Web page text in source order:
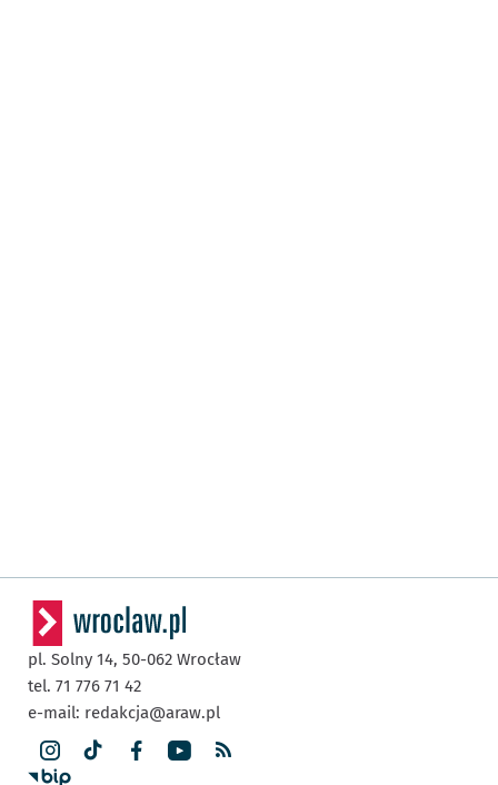
pl. Solny 14, 50-062 Wrocław
tel. 71 776 71 42
e-mail: redakcja@araw.pl